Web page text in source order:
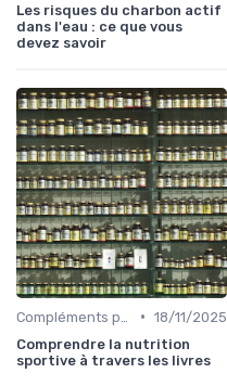
Les risques du charbon actif
dans l'eau : ce que vous
devez savoir
• 18/11/2025
Comprendre la nutrition
sportive à travers les livres